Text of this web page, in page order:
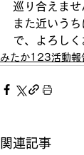
巡り合えませ
また近いう
で、よろしく
みたか123活動報
関連記事